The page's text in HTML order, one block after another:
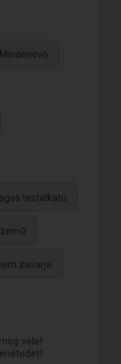
vele!
Mindenevő
testalkatú
zavarja